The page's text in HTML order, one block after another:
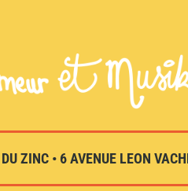
ZINC • 6 AVENUE LEON